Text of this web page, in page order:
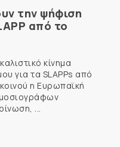
την ψήφιση
από το
κίνημα
για τα SLAPPs από
η Ευρωπαϊκή
...